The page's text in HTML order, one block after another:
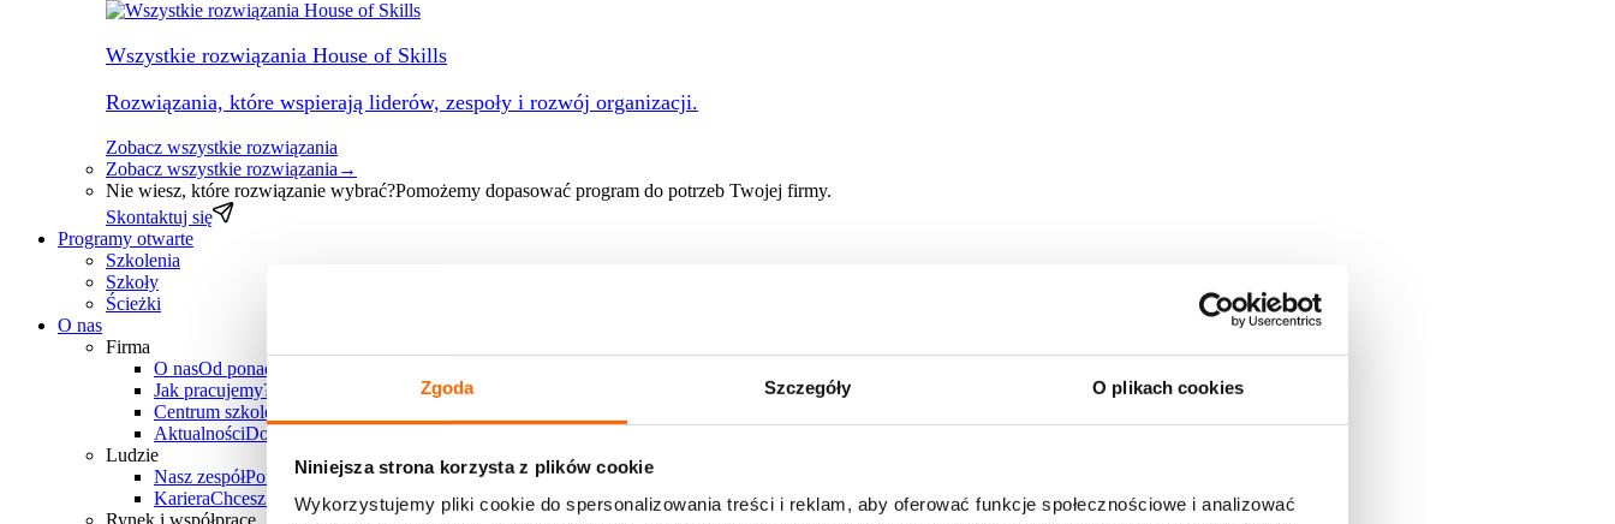
Zgoda Szczegóły O plikach cookies
Niniejsza strona korzysta z plików cookie
Wykorzystujemy pliki cookie do spersonalizowania treści i reklam, aby oferować funkcje społecznościowe i analizować
Wszystkie rozwiązania House of Skills
Rozwiązania, które wspierają liderów, zespoły i rozwój organizacji.
Zobacz wszystkie rozwiązania
Zobacz wszystkie rozwiązania →
Nie wiesz, które rozwiązanie wybrać?Pomożemy dopasować program do potrzeb Twojej firmy.
Skontaktuj się
Programy otwarte
Szkolenia
Szkoły
Ścieżki
O nas
Firma
O nasOd ponad 30 lat wspieramy polskie firmy w rozwoju
Jak pracujemy?
Poznaj unikalne metody pracy House of Skills
Centrum szkoleniowe
AktualnościDowiedz się, co u nas słychać
Ludzie
Nasz zespółPonad 25 doświadczonych trenerów-konsulatów w zespole stałym
KarieraChcesz do nas dołączyć? Sprawdź aktualne oferty pracy
Rynek i współprace